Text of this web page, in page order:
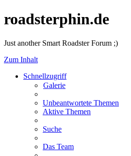
roadsterphin.de
Just another Smart Roadster Forum ;)
Zum Inhalt
Schnellzugriff
Galerie
Unbeantwortete Themen
Aktive Themen
Suche
Das Team